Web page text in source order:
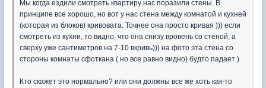
Мы когда ездили смотреть квартиру нас поразили стены. В
принципе все хорошо, но вот у нас стена между комнатой и кухней
(которая из блоков) кривовата. Точнее она просто кривая ))) если
смотреть из кухни, то видно, что она снизу вровень со стеной, а
сверху уже сантиметров на 7-10 вкривь))) на фото эта стена со
стороны комнаты сфоткана ( но все равно видно) будто падает )
Кто скажет это нормально? или они должны все же хоть как-то